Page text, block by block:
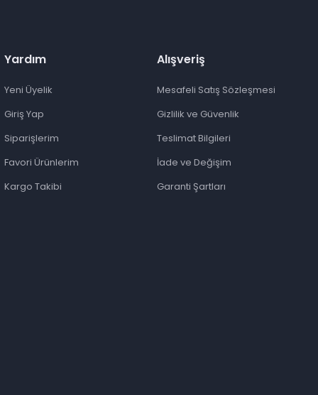
Yardım
Yeni Üyelik
Giriş Yap
Siparişlerim
Favori Ürünlerim
Kargo Takibi
Alışveriş
Mesafeli Satış Sözleşmesi
Gizlilik ve Güvenlik
Teslimat Bilgileri
İade ve Değişim
Garanti Şartları